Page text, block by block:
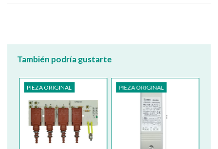
También podría gustarte
PIEZA ORIGINAL PIEZA ORIGINAL